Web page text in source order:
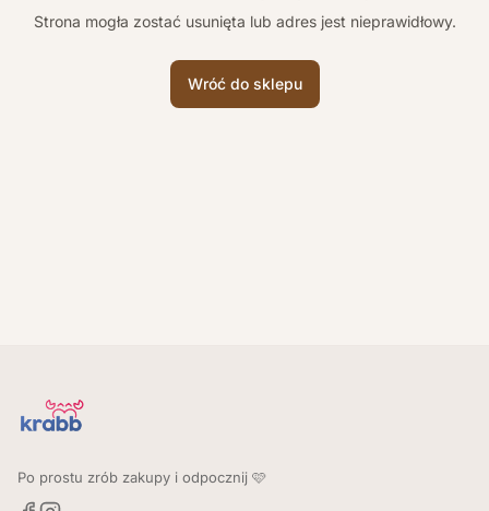
Strona mogła zostać usunięta lub adres jest nieprawidłowy.
Wróć do sklepu
Po prostu zrób zakupy i odpocznij 🩷